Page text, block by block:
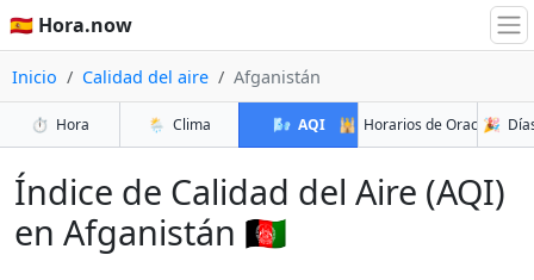
🇪🇸 Hora.now
Inicio Calidad del aire Afganistán
⏱️ Hora 🌦️ Clima 🌬️ AQI 🕌 Horarios de Oración
🎉
Índice de Calidad del Aire (AQI)
en Afganistán 🇦🇫